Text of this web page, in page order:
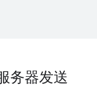
务器发送